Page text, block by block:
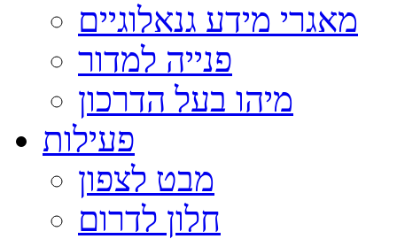
מאגרי מידע גנאלוגיים
פנייה למדור
מיהו בעל הדרכון
פעילות
מבט לצפון
חלון לדרום